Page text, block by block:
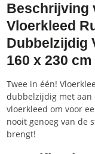
Beschrijving
Vloerkleed
Dubbelzijdig
160 x 230 cm
Twee in één!
dubbelzijdig met aan
vloerkleed om voor
nooit genoeg van de
brengt!